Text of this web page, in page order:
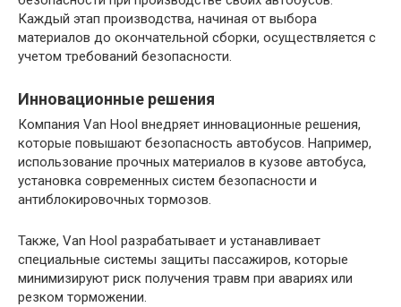
Каждый этап производства, начиная от выбора
материалов до окончательной сборки, осуществляется с
учетом требований безопасности.
Инновационные решения
Компания Van Hool внедряет инновационные решения,
которые повышают безопасность автобусов. Например,
использование прочных материалов в кузове автобуса,
установка современных систем безопасности и
антиблокировочных тормозов.
Также, Van Hool разрабатывает и устанавливает
специальные системы защиты пассажиров, которые
минимизируют риск получения травм при авариях или
резком торможении.